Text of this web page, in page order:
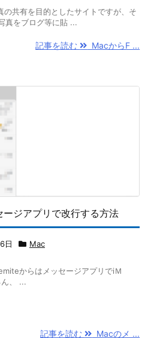
の共有を目的としたサイトですが、そ
真をブログ等に貼 ...
記事を読む MacからF ...
ージアプリで改行する方法
日 Mac
からはメッセージアプリでiＭ
、 ...
記事を読む Macのメ ...